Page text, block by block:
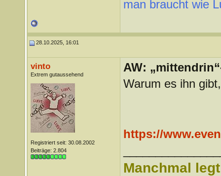
man braucht wie
28.10.2025, 16:01
vinto
Extrem gutaussehend
Registriert seit: 30.08.2002
Beiträge: 2.804
AW:
Warum es ihn
https://
Manchmal